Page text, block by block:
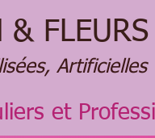
et
& FLEURS
Artificielles